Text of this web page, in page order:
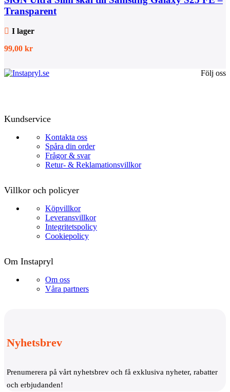
Transparent
I lager
99,00 kr
Följ oss
Kundservice
Kontakta oss
Spåra din order
Frågor & svar
Retur- & Reklamationsvillkor
Villkor och policyer
Köpvillkor
Leveransvillkor
Integritetspolicy
Cookiepolicy
Om Instapryl
Om oss
Våra partners
Nyhetsbrev
Prenumerera på vårt nyhetsbrev och få exklusiva nyheter, rabatter
och erbjudanden!